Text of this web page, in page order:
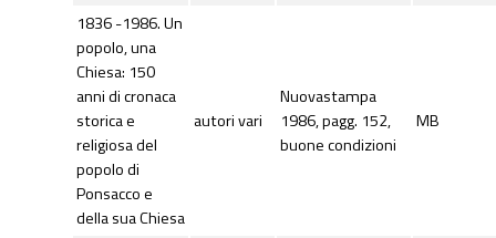
1836 -1986. Un
popolo, una
Chiesa: 150
anni di cronaca
storica e
religiosa del
popolo di
Ponsacco e
della sua Chiesa
autori vari
Nuovastampa
1986, pagg. 152,
buone condizioni
MB